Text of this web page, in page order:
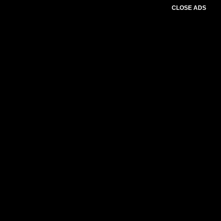
CLOSE ADS